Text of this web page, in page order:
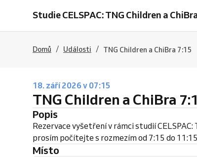
Studie CELSPAC: TNG Children a
Domů / Události / TNG Children a ChiBra 7:15
18. září 2026 v 07:15
TNG Children a ChiBra
Popis
Rezervace vyšetření v rámci studií CELSPAC:
prosím počítejte s rozmezím od 7:15 do
Místo